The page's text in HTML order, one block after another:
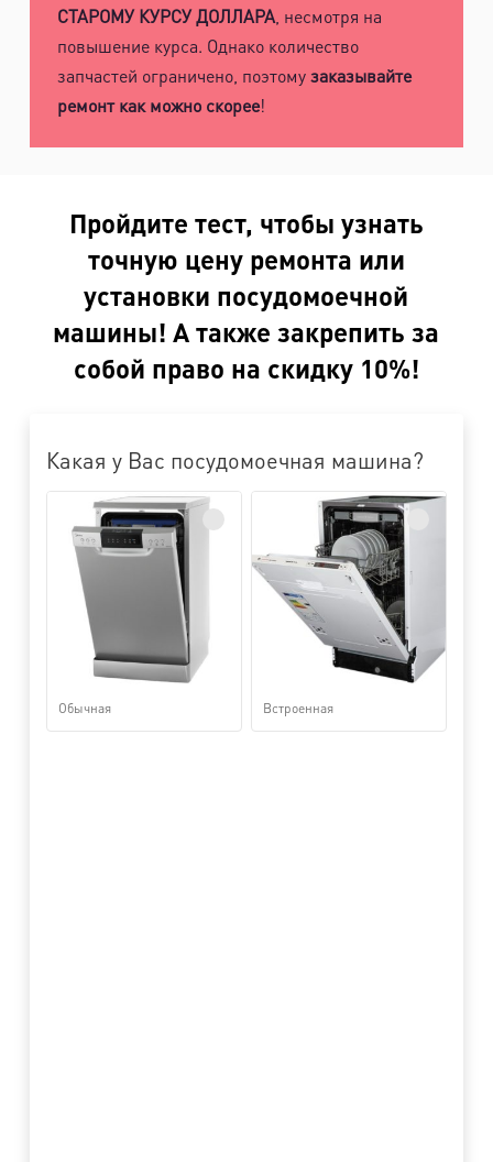
СТАРОМУ КУРСУ ДОЛЛАРА, несмотря на
повышение курса. Однако количество
запчастей ограничено, поэтомузаказывайте
ремонт как можно скорее!
Пройдите тест, чтобы узнать
точную цену ремонта или
установки посудомоечной
машины! А также закрепить за
собой право на скидку 10%!
Какая у Вас посудомоечная машина?
Обычная Встроенная